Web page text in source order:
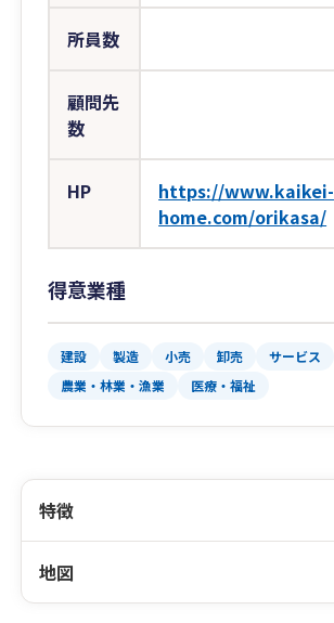
所員数
顧問先
数
HP
https://www.kaikei-
home.com/orikasa/
得意業種
建設 製造 小売 卸売
サービス
農業・林業・漁業
医療・福祉
特徴
地図